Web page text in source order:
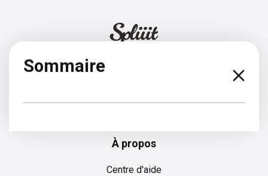
Sommaire
À propos
Centre d'aide